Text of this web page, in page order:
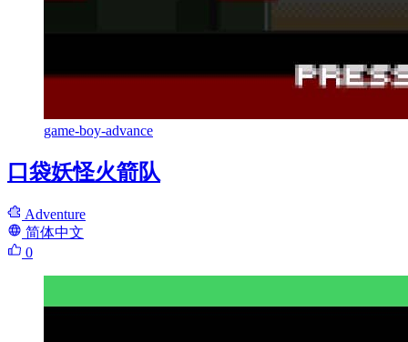
game-boy-advance
口袋妖怪火箭队
Adventure
简体中文
0